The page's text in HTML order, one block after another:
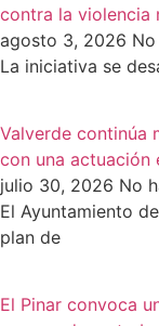
contra la violencia
agosto 3, 2026
La iniciativa se
Valverde continúa
con una actuación
julio 30, 2026 No
El Ayuntamiento
plan de
El Pinar convoca